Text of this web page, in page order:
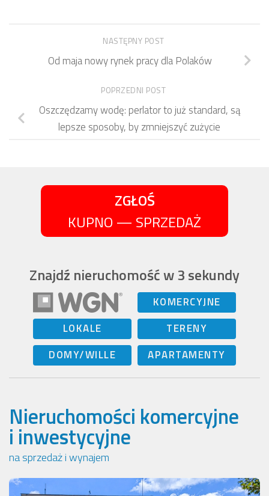
NASTĘPNY POST
Od maja nowy rynek pracy dla Polaków
POPRZEDNI POST
Oszczędzamy wodę: perlator to już standard, są
lepsze sposoby, by zmniejszyć zużycie
ZGŁOŚ
KUPNO — SPRZEDAŻ
Znajdź nieruchomość w 3 sekundy
KOMERCYJNE
LOKALE
TERENY
DOMY/WILLE
APARTAMENTY
Nieruchomości komercyjne
i inwestycyjne
na sprzedaż i wynajem